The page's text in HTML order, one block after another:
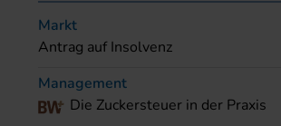
Markt
Antrag auf Insolvenz
Management
Die Zuckersteuer in der Praxis